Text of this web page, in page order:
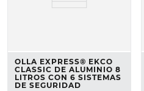
OLLA EXPRESS® EKCO
CLASSIC DE ALUMINIO 8
LITROS CON 6 SISTEMAS
DE SEGURIDAD